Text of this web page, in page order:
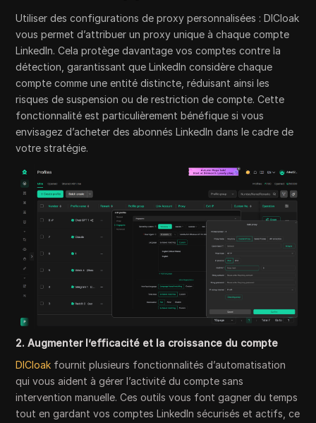
Utiliser des configurations de proxy personnalisées : DICloak
vous permet d’attribuer un proxy unique à chaque compte
LinkedIn. Cela protège davantage vos comptes contre la
détection, garantissant que LinkedIn considère chaque
compte comme une entité distincte, réduisant ainsi les
risques de suspension ou de restriction de compte. Cette
fonctionnalité est particulièrement bénéfique si vous
envisagez d’acheter des abonnés LinkedIn dans le cadre de
votre stratégie.
2. Augmenter l’efficacité et la croissance du compte
DICloak fournit plusieurs fonctionnalités d’automatisation
qui vous aident à gérer l’activité du compte sans
intervention manuelle. Ces outils vous font gagner du temps
tout en gardant vos comptes LinkedIn sécurisés et actifs, ce